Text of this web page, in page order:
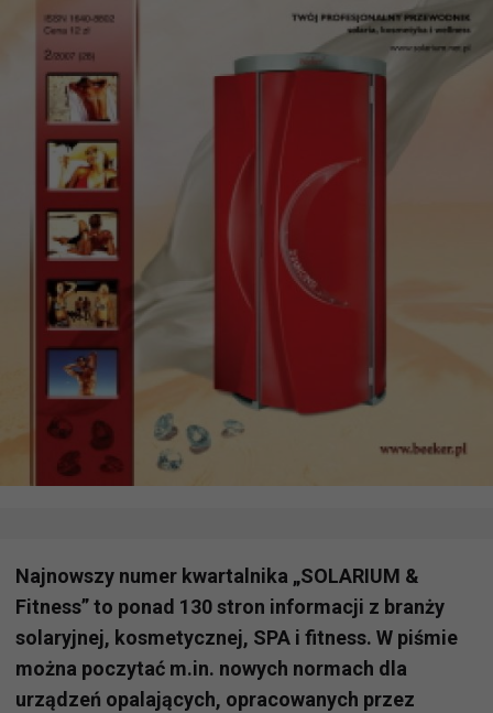
Najnowszy numer kwartalnika „SOLARIUM &
Fitness” to ponad 130 stron informacji z branży
solaryjnej, kosmetycznej, SPA i fitness. W piśmie
można poczytać m.in. nowych normach dla
urządzeń opalających, opracowanych przez